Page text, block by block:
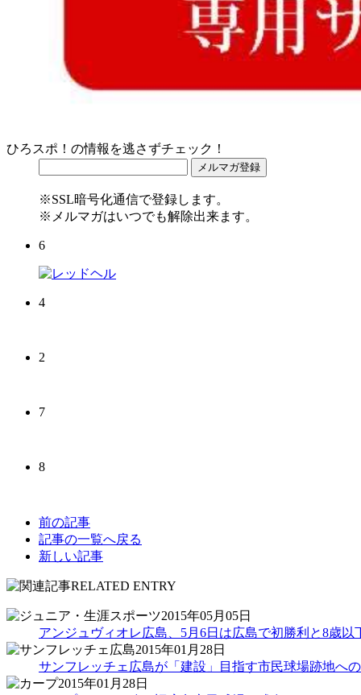
ひろスポ！の情報を逃さずチェック！
※SSL暗号化通信で登録します。
※メルマガはいつでも解除出来ます。
6
4
2
7
8
前の記事
記事の一覧へ戻る
新しい記事
2015年05月05日
アンジュヴィオレ広島、5月6日は広島で初勝利と8歳
2015年01月28日
サンフレッチェ広島が「建設」目指す市民球場跡地へ
2015年01月28日